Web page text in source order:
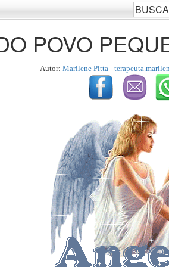
POVO
Autor: Marilene Pitta-